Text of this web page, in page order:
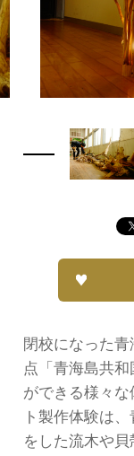
閉校になった
点「青海島共
ができる様々
ト製作体験は
をした流木や